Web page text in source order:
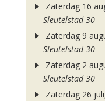
Zaterdag 16
Sleutelstad 30
Zaterdag 9
Sleutelstad 30
Zaterdag 2
Sleutelstad 30
Zaterdag 26